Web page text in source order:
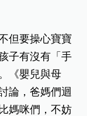
但要操心寶寶
子有沒有「手
《嬰兒與母
論，爸媽們迴
媽咪們，不妨